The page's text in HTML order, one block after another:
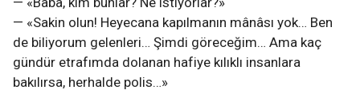
— «Sakin olun! Heyecana kapılmanın mânâsı yok… Ben
de biliyorum gelenleri… Şimdi göreceğim… Ama kaç
gündür etrafımda dolanan hafiye kılıklı insanlara
bakılırsa, herhalde polis…»